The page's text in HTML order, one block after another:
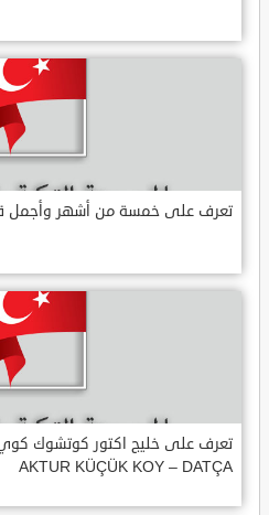
تعرف على خمسة من أشهر وأجمل
تعرف على خليج اكتور كوتشوك كوي
AKTUR KÜÇÜK KOY – DATÇA